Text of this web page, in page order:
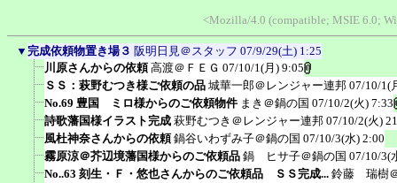
<Mozilla/4.0 (compatible; MSIE 6.0;
▼ 完成依頼物置き場３ 阪明日見＠スタッフ 07/9/29(土) 1:25
川原さんからの依頼 高渡＠ＦＥＧ 07/10/1(月) 9:05
ＳＳ：萩野むつき様ご依頼の品 城華一郎＠レンジャー連邦 07/10/1(
No.69 豊国 ミロ様からのご依頼物件 まき＠鍋の国 07/10/2(火) 7:33
詩歌藩国様イラスト完成 萩野むつき＠レンジャー連邦 07/10/2(火)
風杜神奈さんからの依頼 鍋谷いわずみ子＠鍋の国 07/10/3(水) 2:00
霧原涼＠芥辺境藩国様からのご依頼品 鍋 ヒサ子＠鍋の国 07/10/3(
No..63 刻生・Ｆ・悠也さんからのご依頼品 ＳＳ完成... 鈴藤 瑞樹